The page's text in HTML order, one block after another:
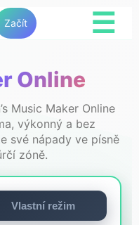
Začít ☰
Online
Music Maker Online
výkonný a bez
své nápady ve písně
zóně.
Vlastní režim